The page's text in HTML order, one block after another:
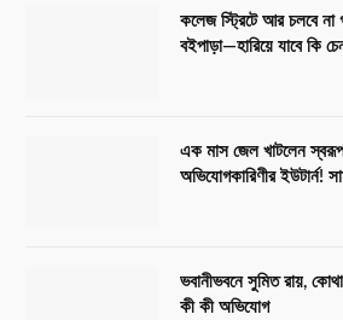
কলেজ স্ট্রিটে আর চলবে না
বইপাড়া—হারিয়ে যাবে কি
এক মাস জেল খাটলেন স্বরূপ
অভিযোগকারিণীর ইউটার্ন!
ভবানীভবনে সুমিত রায়,
কী কী অভিযোগ